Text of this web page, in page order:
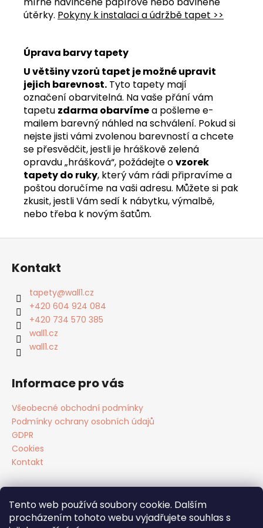
Tento web používá soubory cookie. Dalším
procházením tohoto webu vyjadřujete souhlas s
útěrky. Pokyny k instalaci a údržbě tapet >>
Úprava barvy tapety
U většiny vzorů tapet je možné upravit
jejich barevnost. Tyto tapety mají
označení obarvitelná. Na vaše přání vám
tapetu zdarma obarvímea pošleme e-
mailem barevný náhled na schválení. Pokud si
nejste jisti vámi zvolenou barevností a chcete
se přesvědčit, jestli je hráškově zelená
opravdu „hrášková“, požádejte ovzorek
tapety do ruky, který vám rádi připravíme a
poštou doručíme na vaši adresu. Můžete si pak
zkusit, jestli Vám sedí k nábytku, výmalbě,
nebo třeba k novým šatům.
Z
Kontakt
tapety@wall1.cz
+420 604 924 084
+420 734 570 385
wall1.cz
wall1.cz
Informace pro vás
Všeobecné obchodní podmínky
Podmínky ochrany osobních údajů
GDPR
Cookies
Kontakt
Facebook